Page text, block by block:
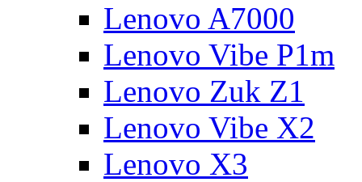
Lenovo A7000
Lenovo Vibe P1m
Lenovo Zuk Z1
Lenovo Vibe X2
Lenovo X3